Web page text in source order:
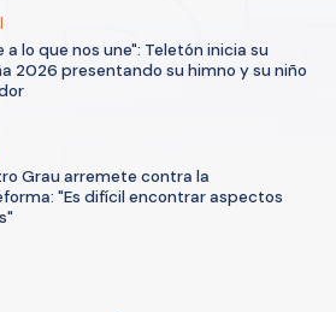
a lo que nos une": Teletón inicia su
2026 presentando su himno y su niño
Grau arremete contra la
"Es difícil encontrar aspectos